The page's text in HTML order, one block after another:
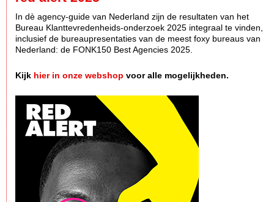
In dè agency-guide van Nederland zijn de resultaten van het
Bureau Klanttevredenheids-onderzoek 2025 integraal te vinden,
inclusief de bureaupresentaties van de meest foxy bureaus van
Nederland: de FONK150 Best Agencies 2025.
Kijk hier in onze webshop voor alle mogelijkheden.